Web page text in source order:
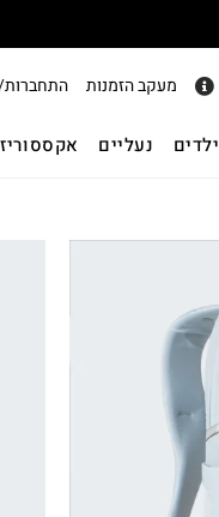
מעקב הזמנות
ילדים נעליים